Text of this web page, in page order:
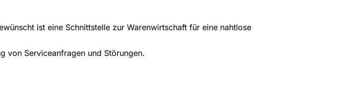
ist eine Schnittstelle zur Warenwirtschaft für eine nahtlose
von Serviceanfragen und Störungen.